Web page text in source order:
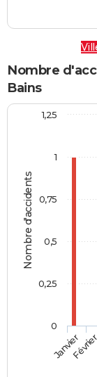
Nombre
Bains
Nombre d'accidents
Janvier
0
1
0,25
0,5
0,75
1,25